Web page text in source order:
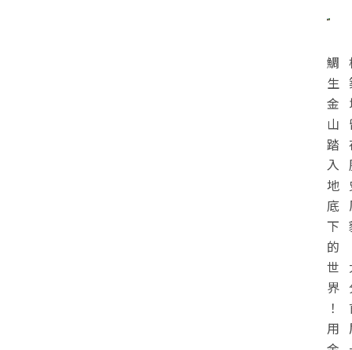
鯛
生
金
山
踏
入
地
底
下
的
世
界
！
用